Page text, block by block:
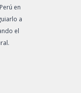
en
a
el